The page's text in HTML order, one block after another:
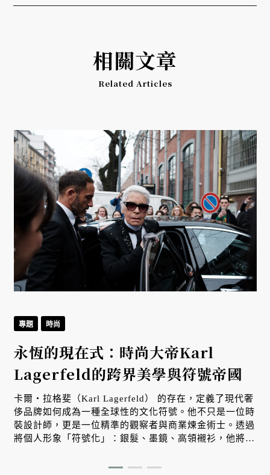
相關文章
Related Articles
專題 時尚
永恆的現在式：時尚大帝Karl
Lagerfeld的跨界美學與符號帝國
卡爾・拉格斐（Karl Lagerfeld） 的存在，定義了現代奢
侈品牌如何成為一種全球性的文化符號。他不只是一位時
裝設計師，更是一位精準的觀察者與商業煉金術士。透過
將個人形象「符號化」：銀髮、墨鏡、高領襯衫，他將自
產業的文化語話權。 從 1983 年接手香奈兒並啟動品牌現